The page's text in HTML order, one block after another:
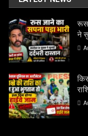
रूस
ने